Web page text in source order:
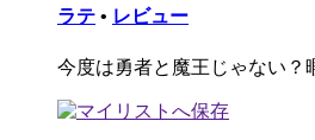
ラテ • レビュー
今度は勇者と魔王じゃない？